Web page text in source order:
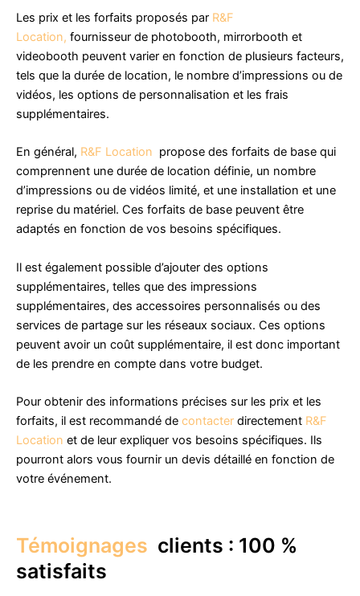
Les prix et les forfaits proposés par R&F
Location, fournisseur de photobooth, mirrorbooth et
videobooth peuvent varier en fonction de plusieurs facteurs,
tels que la durée de location, le nombre d’impressions ou de
vidéos, les options de personnalisation et les frais
supplémentaires.
En général, R&F Location propose des forfaits de base qui
comprennent une durée de location définie, un nombre
d’impressions ou de vidéos limité, et une installation et une
reprise du matériel. Ces forfaits de base peuvent être
adaptés en fonction de vos besoins spécifiques.
Il est également possible d’ajouter des options
supplémentaires, telles que des impressions
supplémentaires, des accessoires personnalisés ou des
services de partage sur les réseaux sociaux. Ces options
peuvent avoir un coût supplémentaire, il est donc important
de les prendre en compte dans votre budget.
Pour obtenir des informations précises sur les prix et les
forfaits, il est recommandé de contacter directement R&F
Location et de leur expliquer vos besoins spécifiques. Ils
pourront alors vous fournir un devis détaillé en fonction de
votre événement.
Témoignages clients : 100 %
satisfaits